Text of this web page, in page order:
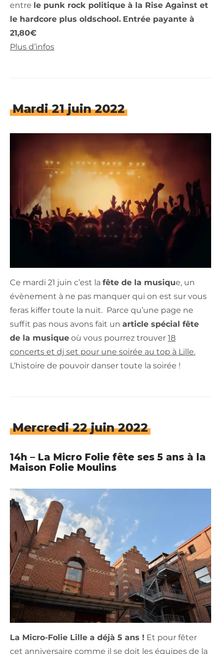
entre le punk rock politique à la Rise Against et
le hardcore plus oldschool. Entrée payante à
21,80€
Plus d’infos
Mardi 21 juin 2022
Ce mardi 21 juin c’est la fête de la musique, un
évènement à ne pas manquer qui on est sur vous
feras kiffer toute la nuit. Parce qu’une page ne
suffit pas nous avons fait un article spécial fête
de la musique où vous pourrez trouver 18
concerts et dj set pour une soirée au top à Lille.
L’histoire de pouvoir danser toute la soirée !
Mercredi 22 juin 2022
14h – La Micro Folie fête ses 5 ans à la
Maison Folie Moulins
La Micro-Folie Lille a déjà 5 ans ! Et pour fêter
cet anniversaire comme il se doit les équipes de la